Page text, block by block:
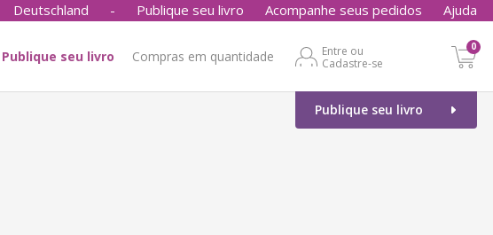
Deutschland - Publique seu livro Acompanhe seus pedidos Ajuda
Publique seu livro Compras em quantidade
Entre ou
Cadastre-se
0
Publique seu livro